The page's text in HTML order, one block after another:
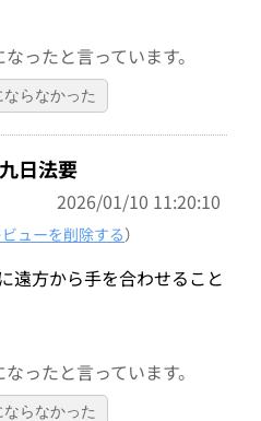
ったと言っています。
ならなかった
日法要
2026/01/10 11:20:10
ューを削除する）
遠方から手を合わせること
ったと言っています。
ならなかった